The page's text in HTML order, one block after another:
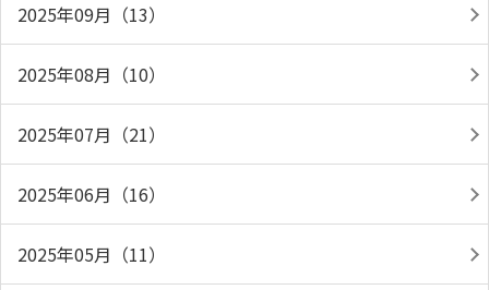
2025年09月（13）
2025年08月（10）
2025年07月（21）
2025年06月（16）
2025年05月（11）